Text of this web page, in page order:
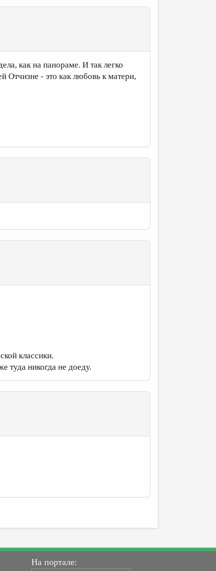
как на панораме. И так легко
Отчизне - это как любовь к матери,
классики.
туда никогда не доеду.
На портале: